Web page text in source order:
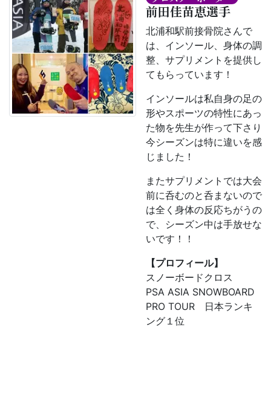
前田佳苗恵選手
北浦和駅前接骨院さんで
は、インソール、身体の調
整、サプリメントを提供し
てもらっています！
インソールは私自身の足の
形やスポーツの特性にあっ
た物を先生が作って下さり
今シーズンは特に違いを感
じました！
またサプリメントでは大会
前に呑むのと呑まないので
は全く身体の反応ちがうの
で、シーズン中は手放せな
いです！！
【プロフィール】
スノーボードクロス
PSA ASIA SNOWBOARD
PRO TOUR 日本ランキ
ング１位